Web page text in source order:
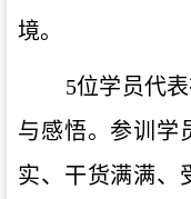
境。
5位学员代
与感悟。参训学
实、干货满满、